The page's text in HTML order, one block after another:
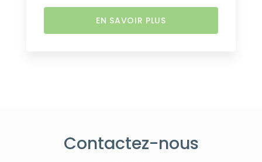
EN SAVOIR PLUS
Contactez-nous